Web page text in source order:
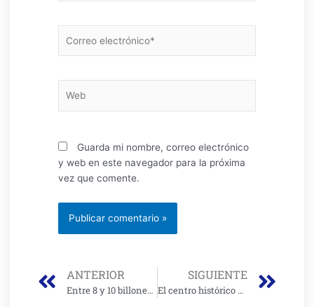
electrónico*
Guarda mi nombre, correo electrónico
y web en este navegador para la próxima
vez que comente.
Prev
ANTERIOR
Entre 8 y 10 billones de pesos cuesta poner al día malla vial de Bogotá: Alvaro Sandoval, Director de UMV
SIGUIENTE
El centro histórico de Bogotá es el más importante del país y buscamos que sea declarado monumento nacional: Mauricio Uribe, Director del Instituto de Patrimonio Cultural Distrital